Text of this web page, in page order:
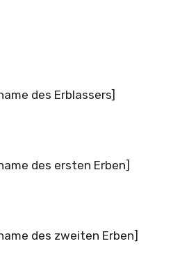
des Erblassers]
des ersten Erben]
des zweiten Erben]